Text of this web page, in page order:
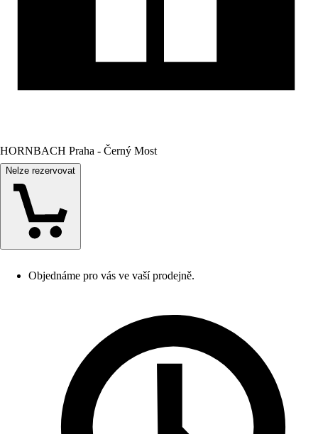
HORNBACH Praha - Černý Most
Nelze rezervovat
Objednáme pro vás ve vaší prodejně.